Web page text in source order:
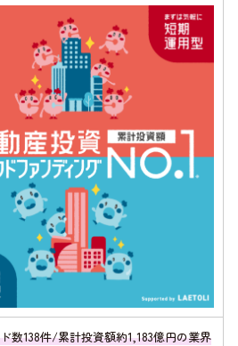
数138件/累計投資額約1,183億円の業界